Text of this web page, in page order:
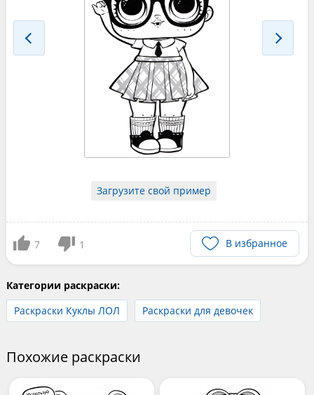
Загрузите свой пример
7 1 В избранное
Категории раскраски:
Раскраски Куклы ЛОЛ
Раскраски для девочек
Похожие раскраски